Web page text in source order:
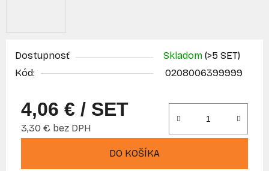
Dostupnosť Skladom (>5 SET)
Kód:
0208006399999
4,06 € / SET
3,30 € bez DPH
DO KOŠÍKA